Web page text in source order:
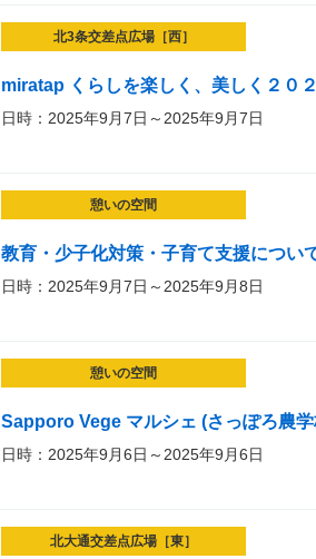
北3条交差点広場［西］
miratap くらしを楽しく、美しく２０
日時：2025年9月7日～2025年9月7日
憩いの空間
教育・少子化対策・子育て支援につい
日時：2025年9月7日～2025年9月8日
憩いの空間
Sapporo Vege マルシェ (さっぽろ農
日時：2025年9月6日～2025年9月6日
北大通交差点広場［東］